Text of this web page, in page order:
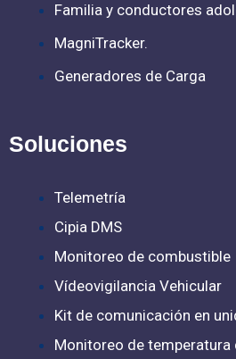
Familia y conductores
MagniTracker.
Generadores de Carga
Soluciones
Telemetría
Cipia DMS
Monitoreo de combustible
Vídeovigilancia Vehicular
Kit de comunicación en
Monitoreo de temperatura